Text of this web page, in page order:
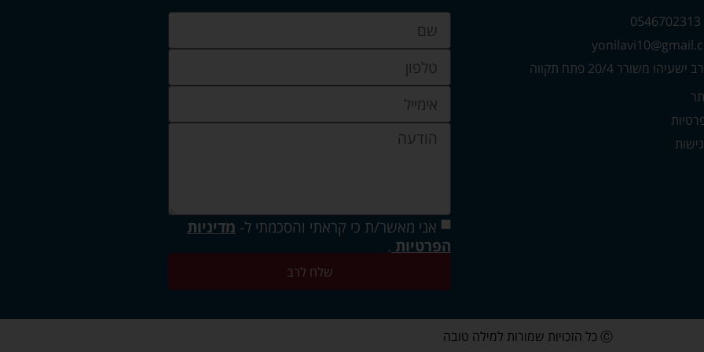
משורר 20/4 פתח תקווה
אני מאשר/ת כי קראתי והסכמתי ל- מדיניות
הפרטיות .
שלח לרב
Ⓒ כל הזכויות שמורות למילה טובה